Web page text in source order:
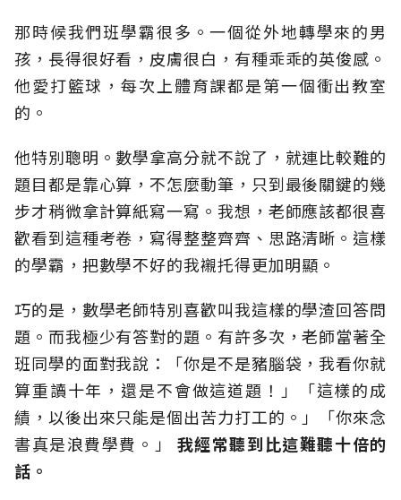
那時候我們班學霸很多。一個從外地轉學來的男
孩，長得很好看，皮膚很白，有種乖乖的英俊感。
他愛打籃球，每次上體育課都是第一個衝出教室
的。
他特別聰明。數學拿高分就不說了，就連比較難的
題目都是靠心算，不怎麼動筆，只到最後關鍵的幾
步才稍微拿計算紙寫一寫。我想，老師應該都很喜
歡看到這種考卷，寫得整整齊齊、思路清晰。這樣
的學霸，把數學不好的我襯托得更加明顯。
巧的是，數學老師特別喜歡叫我這樣的學渣回答問
題。而我極少有答對的題。有許多次，老師當著全
班同學的面對我說：「你是不是豬腦袋，我看你就
算重讀十年，還是不會做這道題！」「這樣的成
績，以後出來只能是個出苦力打工的。」「你來念
書真是浪費學費。」 我經常聽到比這難聽十倍的
話。